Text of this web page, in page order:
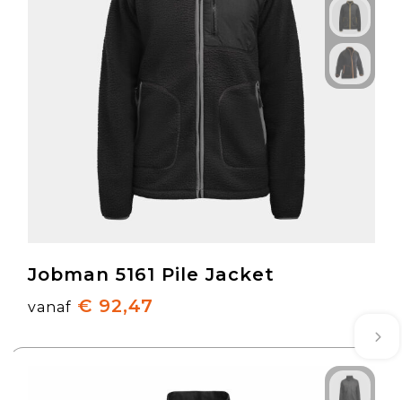
Jobman 5161 Pile Jacket
vanaf € 92,47